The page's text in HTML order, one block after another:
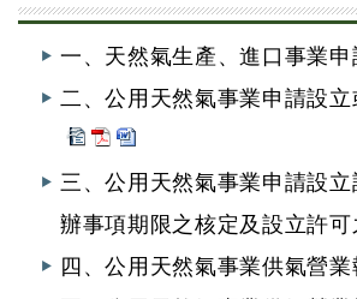
一、天然氣生產、進口事業申
二、公用天然氣事業申請設
三、公用天然氣事業申請設
辦事項期限之核定及設立許可
四、公用天然氣事業供氣營